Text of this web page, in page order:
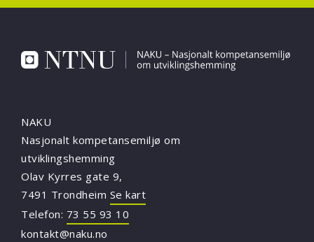
NAKU
Nasjonalt kompetansemiljø om
utviklingshemming
Olav Kyrres gate 9,
7491 Trondheim Se kart
Telefon: 73 55 93 10
kontakt@naku.no